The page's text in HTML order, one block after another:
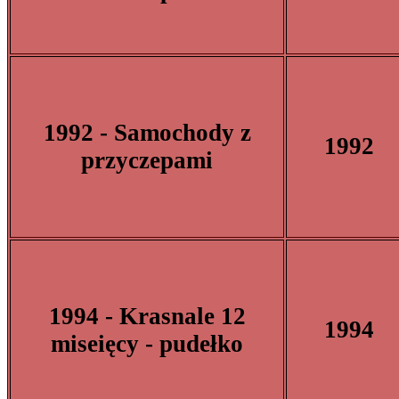
1992 - Samochody z
przyczepami
1992
1994 - Krasnale 12
miseięcy - pudełko
1994